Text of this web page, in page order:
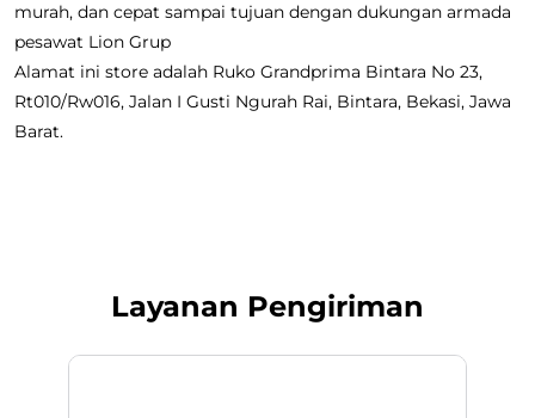
murah, dan cepat sampai tujuan dengan dukungan armada
pesawat Lion Grup
Alamat ini store adalah Ruko Grandprima Bintara No 23,
Rt010/Rw016, Jalan I Gusti Ngurah Rai, Bintara, Bekasi, Jawa
Barat.
Layanan Pengiriman